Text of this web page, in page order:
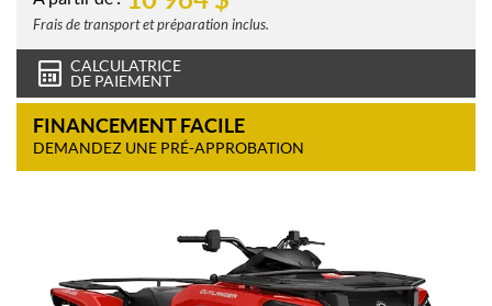
Frais de transport et préparation inclus.
CALCULATRICE
DE PAIEMENT
FINANCEMENT FACILE
DEMANDEZ UNE PRÉ-APPROBATION